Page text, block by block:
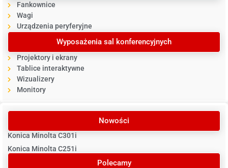
Fankownice
Wagi
Urządzenia peryferyjne
Wyposażenia sal konferencyjnych
Projektory i ekrany
Tablice interaktywne
Wizualizery
Monitory
Nowości
Konica Minolta C301i
Konica Minolta C251i
Polecamy